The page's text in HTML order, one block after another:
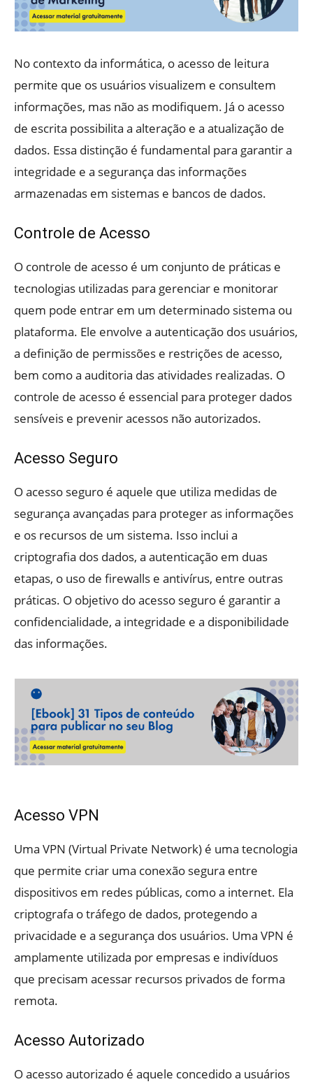
No contexto da informática, o acesso de leitura
permite que os usuários visualizem e consultem
informações, mas não as modifiquem. Já o acesso
de escrita possibilita a alteração e a atualização de
dados. Essa distinção é fundamental para garantir a
integridade e a segurança das informações
armazenadas em sistemas e bancos de dados.
Controle de Acesso
O controle de acesso é um conjunto de práticas e
tecnologias utilizadas para gerenciar e monitorar
quem pode entrar em um determinado sistema ou
plataforma. Ele envolve a autenticação dos usuários,
a definição de permissões e restrições de acesso,
bem como a auditoria das atividades realizadas. O
controle de acesso é essencial para proteger dados
sensíveis e prevenir acessos não autorizados.
Acesso Seguro
O acesso seguro é aquele que utiliza medidas de
segurança avançadas para proteger as informações
e os recursos de um sistema. Isso inclui a
criptografia dos dados, a autenticação em duas
etapas, o uso de firewalls e antivírus, entre outras
práticas. O objetivo do acesso seguro é garantir a
confidencialidade, a integridade e a disponibilidade
das informações.
Acesso VPN
Uma VPN (Virtual Private Network) é uma tecnologia
que permite criar uma conexão segura entre
dispositivos em redes públicas, como a internet. Ela
criptografa o tráfego de dados, protegendo a
privacidade e a segurança dos usuários. Uma VPN é
amplamente utilizada por empresas e indivíduos
que precisam acessar recursos privados de forma
remota.
Acesso Autorizado
O acesso autorizado é aquele concedido a usuários